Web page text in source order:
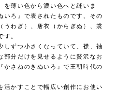
を薄い色から濃い色へと縫いま
いろ』で表されたものです。その
うわぎ）、唐衣（からぎぬ）、裳
す。
しずつ小さくなっていて、襟、袖
部分だけを見せるように贅沢なお
かさねのきぬいろ』で王朝時代の
活かすことで幅広い創作にお使い